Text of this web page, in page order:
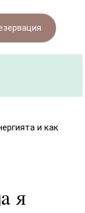
и как
я